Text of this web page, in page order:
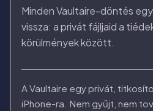
Minden Vaultaire-döntés
vissza: a privát fájljaid a
körülmények között.
A Vaultaire egy privát,
iPhone-ra. Nem gyűjt, nem